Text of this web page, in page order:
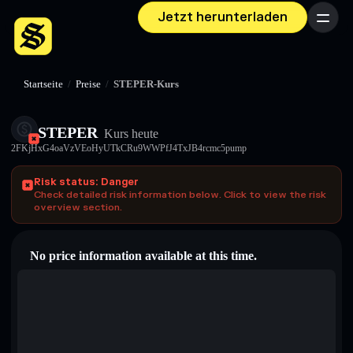
Jetzt herunterladen Menü
Startseite / Preise / STEPER-Kurs
STEPER Kurs heute
2FKjHxG4oaVzVEoHyUTkCRu9WWPfJ4TxJB4rcmc5pump
Risk status: Danger
Check detailed risk information below. Click to view the risk
overview section.
No price information available at this time.